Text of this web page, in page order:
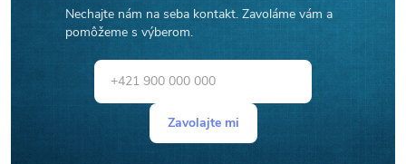
Nechajte nám na seba kontakt. Zavoláme vám a
pomôžeme s výberom.
Zavolajte mi